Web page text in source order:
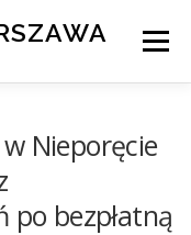
Menu
KONTAKT
Nieporęcie
bezpłatną